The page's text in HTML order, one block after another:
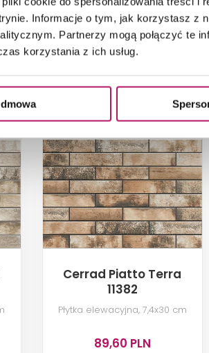
Informacje o tym, jak korzystasz z
Partnerzy mogą połączyć te
korzystania z ich usług.
ZOBACZ PRODUKT
Dostępność:na zamówienie
Cerrad Piatto Terra
11382
Płytka elewacyjna, 7,4x30 cm
89,60 PLN